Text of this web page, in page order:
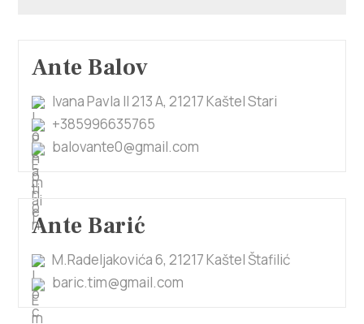
Ante Balov
Ivana Pavla II 213 A, 21217 Kaštel Stari
+385996635765
balovante0@gmail.com
Ante Barić
M.Radeljakovića 6, 21217 Kaštel Štafilić
baric.tim@gmail.com